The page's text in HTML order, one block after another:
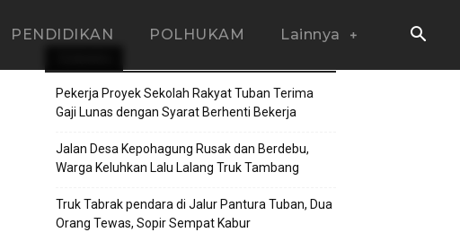
PENDIDIKAN POLHUKAM Lainnya
Pekerja Proyek Sekolah Rakyat Tuban Terima
Gaji Lunas dengan Syarat Berhenti Bekerja
Jalan Desa Kepohagung Rusak dan Berdebu,
Warga Keluhkan Lalu Lalang Truk Tambang
Truk Tabrak pendara di Jalur Pantura Tuban, Dua
Orang Tewas, Sopir Sempat Kabur